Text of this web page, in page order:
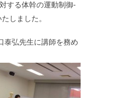
する体幹の運動制御-
しました。
泰弘先生に講師を務め